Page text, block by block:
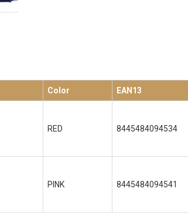
Color EAN13
RED 8445484094534
PINK 8445484094541